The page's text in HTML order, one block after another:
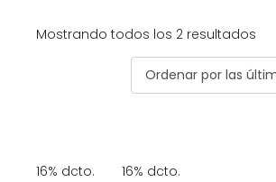
Mostrando todos los 2 resultados
16% dcto. 16% dcto.